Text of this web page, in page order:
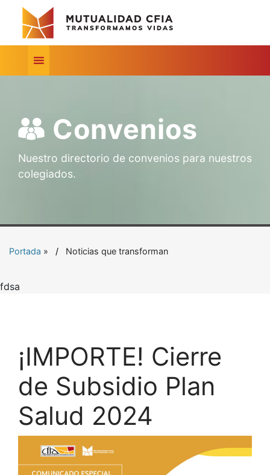
Convenios
Nuestro directorio de convenios para nuestros
colegiados.
Portada » Noticias que transforman
fdsa
¡IMPORTE! Cierre
de Subsidio Plan
Salud 2024